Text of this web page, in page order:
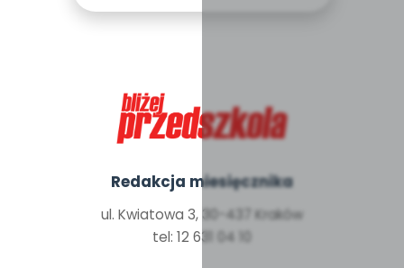
Redakcja miesięcznika
ul. Kwiatowa 3, 30-437 Kraków
tel: 12 631 04 10